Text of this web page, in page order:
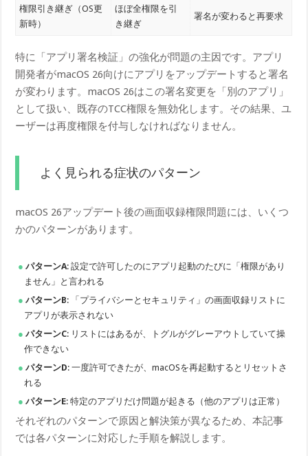
権限引き継ぎ（OS更
新時）
ほぼ全権限を引
き継ぎ
署名が変わると再要求
特に「アプリ署名検証」の強化が問題の主因です。アプリ
開発者がmacOS 26向けにアプリをアップデートすると署名
が変わります。macOS 26はこの署名変更を「別のアプリ」
として扱い、既存のTCC権限を無効化します。その結果、ユ
ーザーは再度権限を付与しなければなりません。
よく見られる症状のパターン
macOS 26アップデート後の画面収録権限問題には、いくつ
かのパターンがあります。
パターンA: 設定で許可したのにアプリ起動のたびに「権限があり
ません」と言われる
パターンB: 「プライバシーとセキュリティ」の画面収録リストに
アプリが表示されない
パターンC: リストにはあるが、トグルがグレーアウトしていて操
作できない
パターンD: 一度許可できたが、macOSを再起動するとリセットさ
れる
パターンE: 特定のアプリだけ問題が起きる（他のアプリは正常）
それぞれのパターンで原因と解決策が異なるため、本記事
では各パターンに対応した手順を解説します。